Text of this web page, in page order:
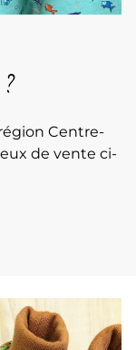
Centre-
de vente ci-